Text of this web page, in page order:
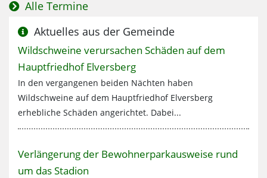
Alle Termine
Aktuelles aus der Gemeinde
Mehr zum Thema:
Wildschweine verursachen Schäden auf dem
Hauptfriedhof Elversberg
In den vergangenen beiden Nächten haben
Wildschweine auf dem Hauptfriedhof Elversberg
erhebliche Schäden angerichtet. Dabei...
Mehr zum Thema:
Verlängerung der Bewohnerparkausweise rund
um das Stadion